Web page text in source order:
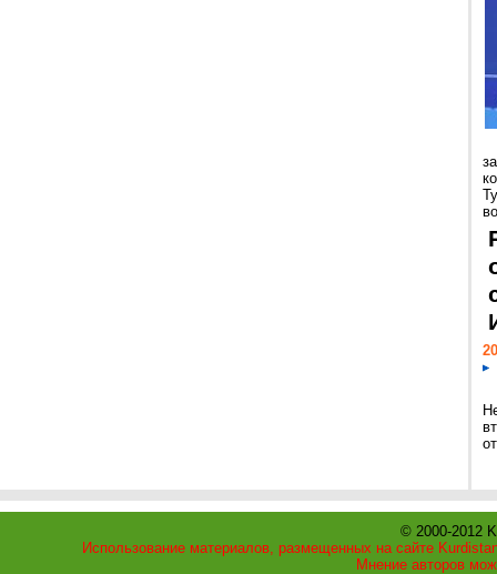
© 2000-2012
Использование материалов, размещенных на сайте
Мнение авторов